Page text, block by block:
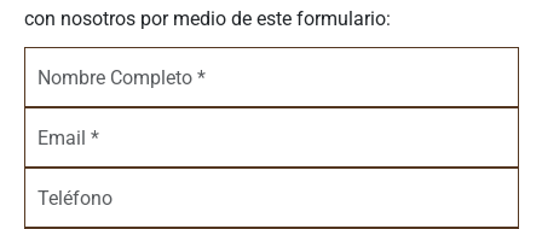
con nosotros por medio de este formulario: